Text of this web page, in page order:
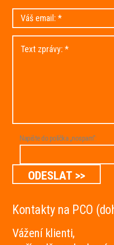
Napište do políčka „nospam“:
Kontakty na PCO
Vážení klienti,